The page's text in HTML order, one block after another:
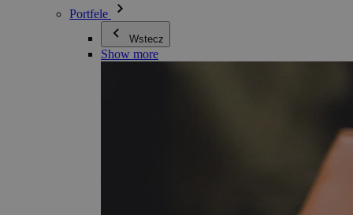
Portfele
Wstecz
Show more